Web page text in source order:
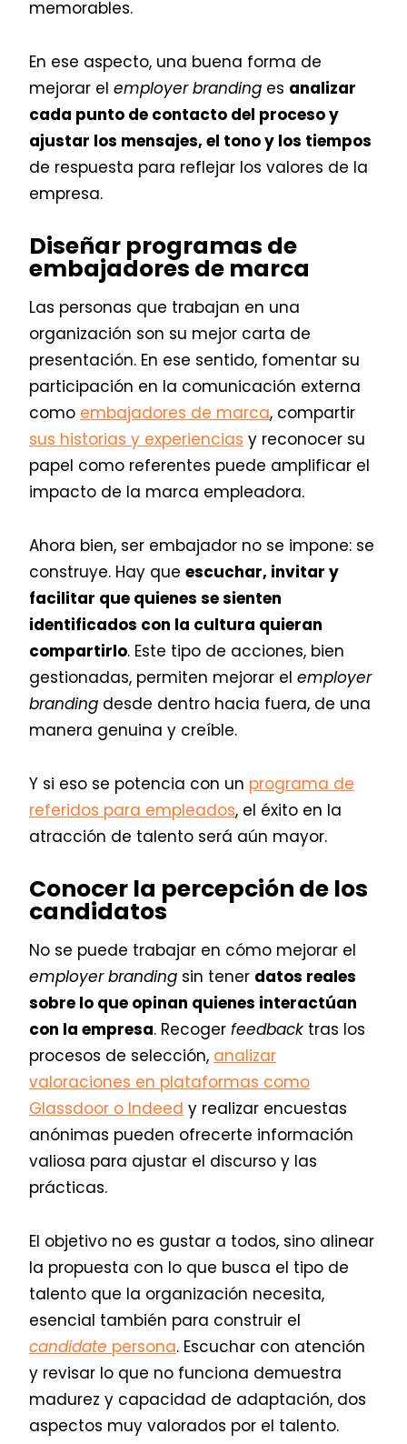
memorables.
En ese aspecto, una buena forma de
mejorar el employer branding es analizar
cada punto de contacto del proceso y
ajustar los mensajes, el tono y los tiempos
de respuesta para reflejar los valores de la
empresa.
Diseñar programas de
embajadores de marca
Las personas que trabajan en una
organización son su mejor carta de
presentación. En ese sentido, fomentar su
participación en la comunicación externa
como embajadores de marca, compartir
sus historias y experiencias y reconocer su
papel como referentes puede amplificar el
impacto de la marca empleadora.
Ahora bien, ser embajador no se impone: se
construye. Hay que escuchar, invitar y
facilitar que quienes se sienten
identificados con la cultura quieran
compartirlo. Este tipo de acciones, bien
gestionadas, permiten mejorar el employer
branding desde dentro hacia fuera, de una
manera genuina y creíble.
Y si eso se potencia con un programa de
referidos para empleados, el éxito en la
atracción de talento será aún mayor.
Conocer la percepción de los
candidatos
No se puede trabajar en cómo mejorar el
employer branding sin tener datos reales
sobre lo que opinan quienes interactúan
con la empresa. Recoger feedback tras los
procesos de selección, analizar
valoraciones en plataformas como
Glassdoor o Indeed y realizar encuestas
anónimas pueden ofrecerte información
valiosa para ajustar el discurso y las
prácticas.
El objetivo no es gustar a todos, sino alinear
la propuesta con lo que busca el tipo de
talento que la organización necesita,
esencial también para construir el
candidate persona. Escuchar con atención
y revisar lo que no funciona demuestra
madurez y capacidad de adaptación, dos
aspectos muy valorados por el talento.